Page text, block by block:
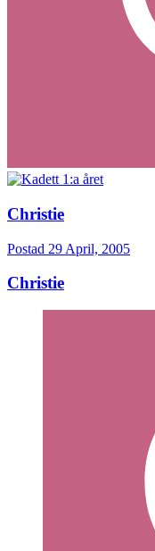
Christie
Postad 29 April, 2005
Christie